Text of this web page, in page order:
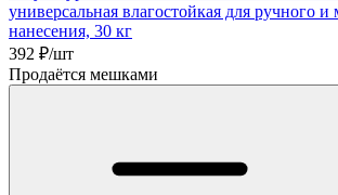
универсальная влагостойкая для ручного
нанесения, 30 кг
392 ₽/шт
Продаётся мешками